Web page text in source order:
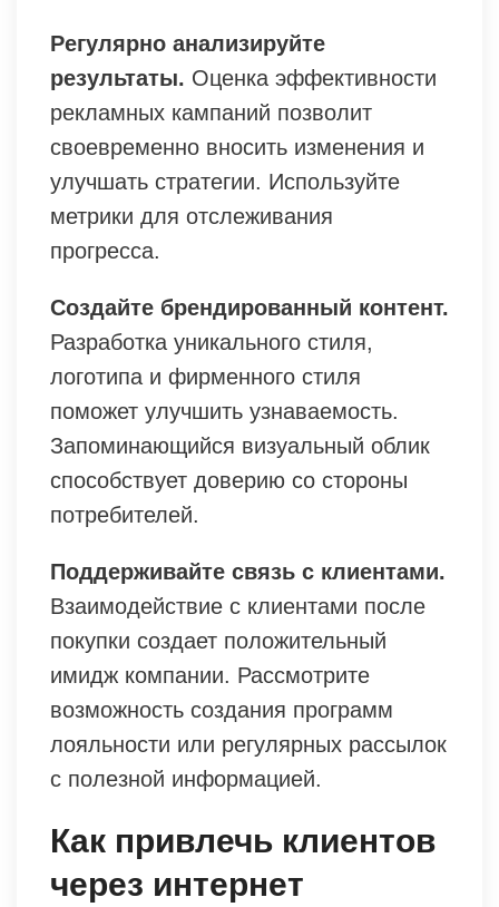
Регулярно анализируйте
результаты. Оценка эффективности
рекламных кампаний позволит
своевременно вносить изменения и
улучшать стратегии. Используйте
метрики для отслеживания
прогресса.
Создайте брендированный контент.
Разработка уникального стиля,
логотипа и фирменного стиля
поможет улучшить узнаваемость.
Запоминающийся визуальный облик
способствует доверию со стороны
потребителей.
Поддерживайте связь с клиентами.
Взаимодействие с клиентами после
покупки создает положительный
имидж компании. Рассмотрите
возможность создания программ
лояльности или регулярных рассылок
с полезной информацией.
Как привлечь клиентов
через интернет